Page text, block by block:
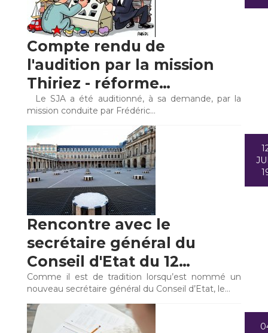
Compte rendu de
l'audition par la mission
Thiriez - réforme…
Le SJA a été auditionné, à sa demande, par la
mission conduite par Frédéric…
Rencontre avec le
secrétaire général du
Conseil d'Etat du 12…
Comme il est de tradition lorsqu’est nommé un
nouveau secrétaire général du Conseil d’Etat, le…